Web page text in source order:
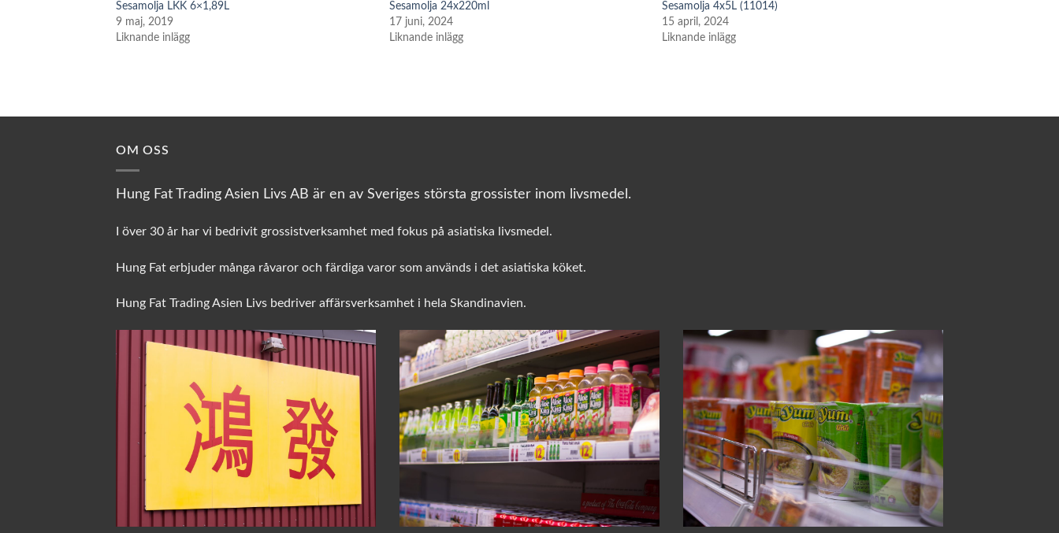
Sesamolja LKK 6×1,89L
9 maj, 2019
Liknande inlägg
Sesamolja 24x220ml
17 juni, 2024
Liknande inlägg
Sesamolja 4x5L (11014)
15 april, 2024
Liknande inlägg
OM OSS
Hung Fat Trading Asien Livs AB är en av Sveriges största grossister inom livsmedel.
I över 30 år har vi bedrivit grossistverksamhet med fokus på asiatiska livsmedel.
Hung Fat erbjuder många råvaror och färdiga varor som används i det asiatiska köket.
Hung Fat Trading Asien Livs bedriver affärsverksamhet i hela Skandinavien.